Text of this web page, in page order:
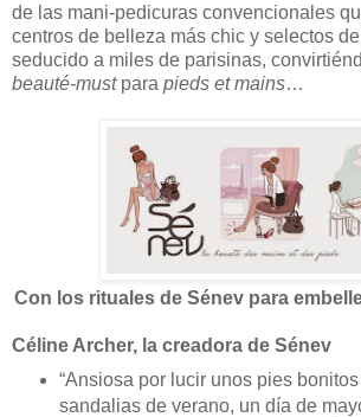
de las mani-pedicuras convencionales
centros de belleza más chic y selectos
seducido a miles de parisinas,
beauté-mustpara pieds et mains…
Con los rituales de Sénev para
Céline Archer, la creadora de Sénev
“Ansiosa por lucir unos pies
sandalias de verano, un día de